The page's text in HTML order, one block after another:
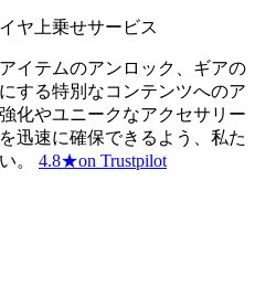
ヤ上乗せサービス
イテムのアンロック、ギアの
する特別なコンテンツへのア
化やユニークなアクセサリー
迅速に確保できるよう、私た
。
4.8★on Trustpilot